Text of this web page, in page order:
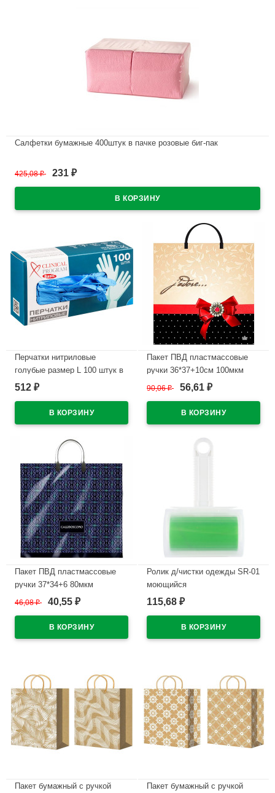
Салфетки бумажные 400штук в пачке розовые биг-пак
425,08₽ 231 ₽
Перчатки нитриловые
голубые размер L 100 штук в
упаковке
512 ₽
Пакет ПВД пластмассовые
ручки 36*37+10см 100мкм
90,06₽ 56,61 ₽
Пакет ПВД пластмассовые
ручки 37*34+6 80мкм
Калейдоскоп
46,08₽ 40,55 ₽
Ролик д/чистки одежды SR-01
моющийся
В наличии
115,68 ₽
Пакет бумажный с ручкой
Пакет бумажный с ручкой